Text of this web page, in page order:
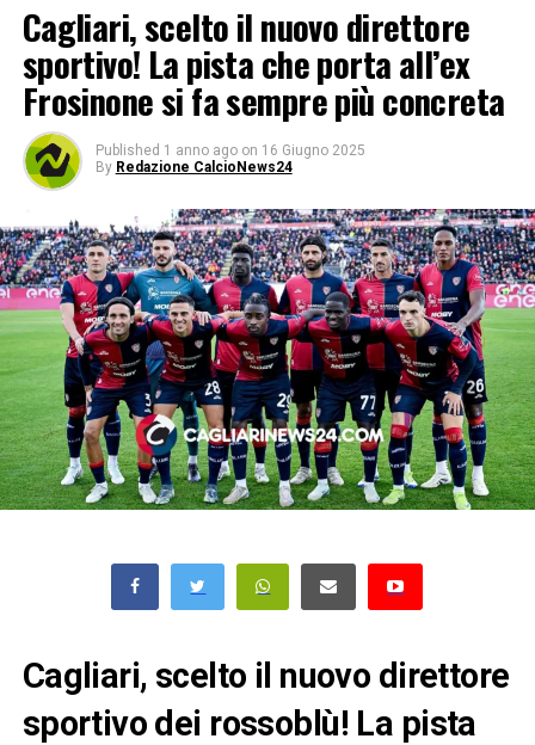
Cagliari, scelto il nuovo direttore
sportivo! La pista che porta all’ex
Frosinone si fa sempre più concreta
Published 1 anno ago on 16 Giugno 2025
By Redazione CalcioNews24
Cagliari, scelto il nuovo direttore
sportivo dei rossoblù! La pista